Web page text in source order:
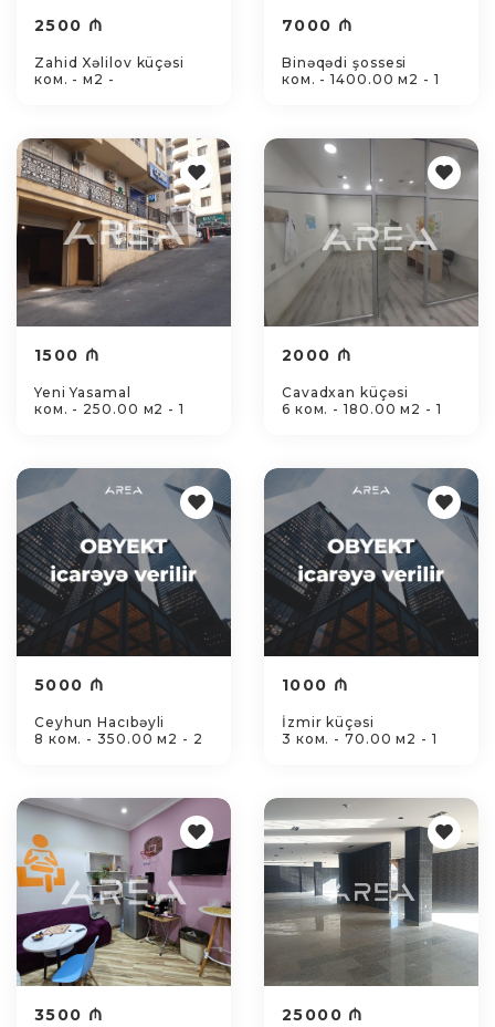
2500 ₼
Zahid Xəlilov küçəsi
ком. - м2 -
7000 ₼
Binəqədi şossesi
ком. - 1400.00 м2 - 1
1500 ₼
Yeni Yasamal
ком. - 250.00 м2 - 1
2000 ₼
Cavadxan küçəsi
6 ком. - 180.00 м2 - 1
5000 ₼
Ceyhun Hacıbəyli
8 ком. - 350.00 м2 - 2
1000 ₼
İzmir küçəsi
3 ком. - 70.00 м2 - 1
3500 ₼ 25000 ₼